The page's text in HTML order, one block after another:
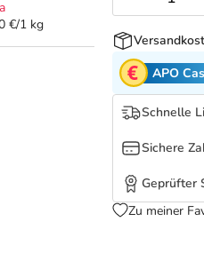
€/1 kg
APO
Schnelle
Sichere
Geprüfter
Zu meiner